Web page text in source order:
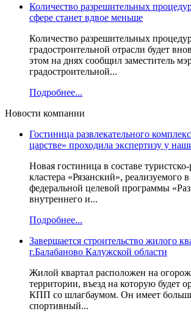
Количество разрешительных
сфере станет вдвое меньше
Количество разрешительных
градостроительной отрасли будет
этом на днях сообщил заместитель
градостроительной...
Подробнее...
Новости компании
Гостиница развлекательного
царстве» проходила экспертизу у
Новая гостиница в составе
кластера «Рязанский», реализуемого
федеральной целевой программы
внутреннего и...
Подробнее...
Завершается строительство жилого
г.Балабаново Калужской области
Жилой квартал расположен на
территории, въезд на которую будет
КПП со шлагбаумом. Он имеет
спортивный...